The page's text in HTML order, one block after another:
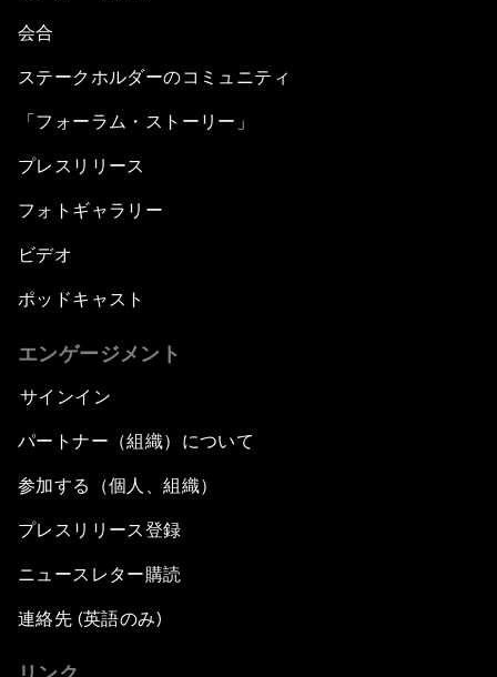
会合
ステークホルダーのコミュニティ
「フォーラム・ストーリー」
プレスリリース
フォトギャラリー
ビデオ
ポッドキャスト
エンゲージメント
サインイン
パートナー（組織）について
参加する（個人、組織）
プレスリリース登録
ニュースレター購読
連絡先 (英語のみ)